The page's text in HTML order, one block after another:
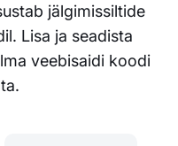
jälgimissiltide
Lisa ja seadista
veebisaidi koodi